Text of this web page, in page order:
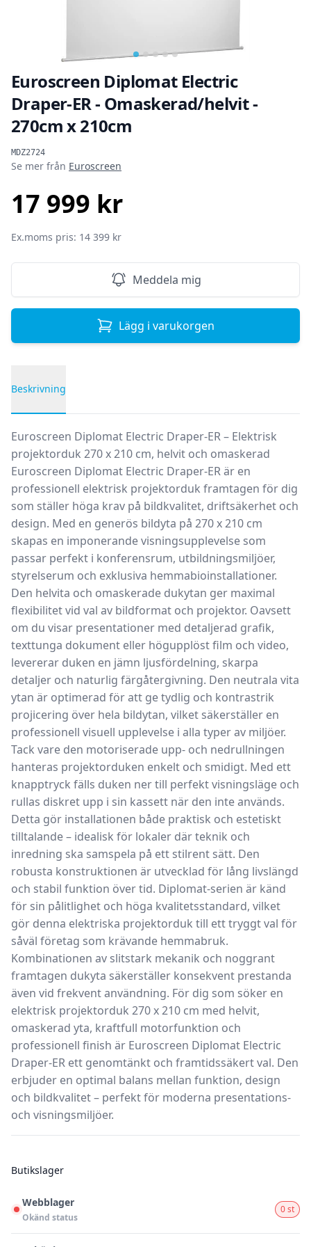
Euroscreen Diplomat Electric
Draper-ER - Omaskerad/helvit -
270cm x 210cm
MDZ2724
Produktinformation
Se mer från Euroscreen
17 999 kr
Ex.moms pris: 14 399 kr
Meddela mig
Lägg i varukorgen
Beskrivning
Euroscreen Diplomat Electric Draper-ER – Elektrisk
projektorduk 270 x 210 cm, helvit och omaskerad
Euroscreen Diplomat Electric Draper-ER är en
professionell elektrisk projektorduk framtagen för dig
som ställer höga krav på bildkvalitet, driftsäkerhet och
design. Med en generös bildyta på 270 x 210 cm
skapas en imponerande visningsupplevelse som
passar perfekt i konferensrum, utbildningsmiljöer,
styrelserum och exklusiva hemmabioinstallationer.
Den helvita och omaskerade dukytan ger maximal
flexibilitet vid val av bildformat och projektor. Oavsett
om du visar presentationer med detaljerad grafik,
texttunga dokument eller högupplöst film och video,
levererar duken en jämn ljusfördelning, skarpa
detaljer och naturlig färgåtergivning. Den neutrala vita
ytan är optimerad för att ge tydlig och kontrastrik
projicering över hela bildytan, vilket säkerställer en
professionell visuell upplevelse i alla typer av miljöer.
Tack vare den motoriserade upp- och nedrullningen
hanteras projektorduken enkelt och smidigt. Med ett
knapptryck fälls duken ner till perfekt visningsläge och
rullas diskret upp i sin kassett när den inte används.
Detta gör installationen både praktisk och estetiskt
tilltalande – idealisk för lokaler där teknik och
inredning ska samspela på ett stilrent sätt. Den
robusta konstruktionen är utvecklad för lång livslängd
och stabil funktion över tid. Diplomat-serien är känd
för sin pålitlighet och höga kvalitetsstandard, vilket
gör denna elektriska projektorduk till ett tryggt val för
såväl företag som krävande hemmabruk.
Kombinationen av slitstark mekanik och noggrant
framtagen dukyta säkerställer konsekvent prestanda
även vid frekvent användning. För dig som söker en
elektrisk projektorduk 270 x 210 cm med helvit,
omaskerad yta, kraftfull motorfunktion och
professionell finish är Euroscreen Diplomat Electric
Draper-ER ett genomtänkt och framtidssäkert val. Den
erbjuder en optimal balans mellan funktion, design
och bildkvalitet – perfekt för moderna presentations-
och visningsmiljöer.
Butikslager
Webblager
Okänd status
0 st